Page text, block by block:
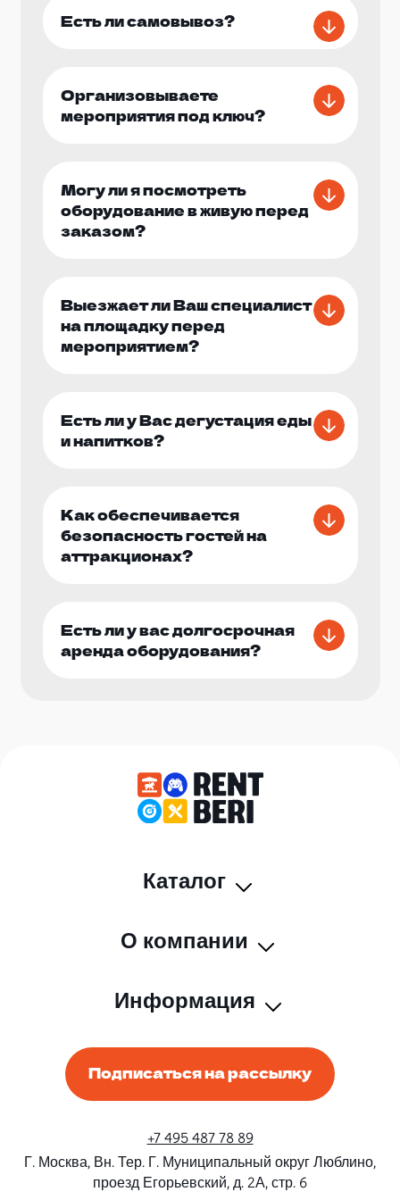
Не упустите возможность сделать день вашего
Обратитесь к нам прямо сейчас, и мы поможем
вам организовать идеальный детский праздник
с нашими аттракционами!
Есть ли самовывоз?
Организовываете
мероприятия под ключ?
Могу ли я посмотреть
оборудование в живую перед
заказом?
Выезжает ли Ваш специалист
на площадку перед
мероприятием?
Есть ли у Вас дегустация еды
и напитков?
Как обеспечивается
безопасность гостей на
аттракционах?
Есть ли у вас долгосрочная
аренда оборудования?
Каталог
О компании
Информация
Подписаться на рассылку
+7 495 487 78 89
Г. Москва, Вн. Тер. Г. Муниципальный округ Люблино,
проезд Егорьевский, д. 2А, стр. 6